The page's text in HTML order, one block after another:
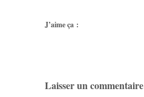
J’aime ça :
Laisser un commentaire